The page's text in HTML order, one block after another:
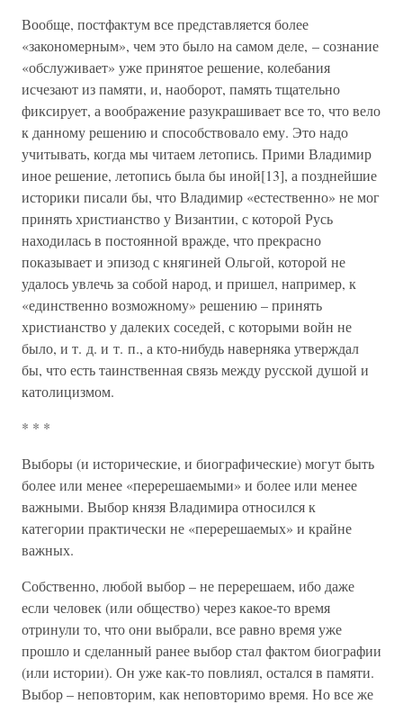
Вообще, постфактум все представляется более
«закономерным», чем это было на самом деле, – сознание
«обслуживает» уже принятое решение, колебания
исчезают из памяти, и, наоборот, память тщательно
фиксирует, а воображение разукрашивает все то, что вело
к данному решению и способствовало ему. Это надо
учитывать, когда мы читаем летопись. Прими Владимир
иное решение, летопись была бы иной[13], а позднейшие
историки писали бы, что Владимир «естественно» не мог
принять христианство у Византии, с которой Русь
находилась в постоянной вражде, что прекрасно
показывает и эпизод с княгиней Ольгой, которой не
удалось увлечь за собой народ, и пришел, например, к
«единственно возможному» решению – принять
христианство у далеких соседей, с которыми войн не
было, и т. д. и т. п., а кто-нибудь наверняка утверждал
бы, что есть таинственная связь между русской душой и
католицизмом.
* * *
Выборы (и исторические, и биографические) могут быть
более или менее «перерешаемыми» и более или менее
важными. Выбор князя Владимира относился к
категории практически не «перерешаемых» и крайне
важных.
Собственно, любой выбор – не перерешаем, ибо даже
если человек (или общество) через какое-то время
отринули то, что они выбрали, все равно время уже
прошло и сделанный ранее выбор стал фактом биографии
(или истории). Он уже как-то повлиял, остался в памяти.
Выбор – неповторим, как неповторимо время. Но все же